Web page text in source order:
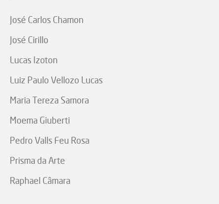
José Carlos Chamon
José Cirillo
Lucas Izoton
Luiz Paulo Vellozo Lucas
Maria Tereza Samora
Moema Giuberti
Pedro Valls Feu Rosa
Prisma da Arte
Raphael Câmara